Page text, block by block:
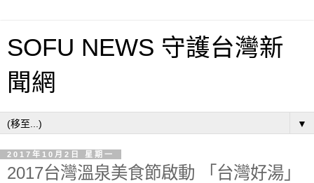
SOFU NEWS 守護台灣新
聞網
▼
2017年10月2日 星期一
2017台灣溫泉美食節啟動 「台灣好湯」